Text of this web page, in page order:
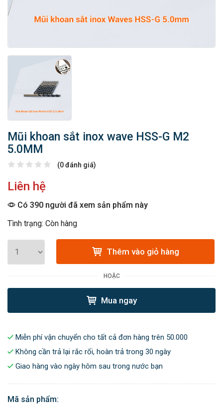
Mũi khoan sắt inox wave HSS-G M2
5.0MM
(0 đánh giá)
Liên hệ
Có 390 người đã xem sản phẩm này
Tình trạng: Còn hàng
Thêm vào giỏ hàng
HOẶC
Mua ngay
Miễn phí vận chuyển cho tất cả đơn hàng trên 50.000
Không cần trả lại rắc rối, hoàn trả trong 30 ngày
Giao hàng vào ngày hôm sau trong nước bạn
Mã sản phẩm: